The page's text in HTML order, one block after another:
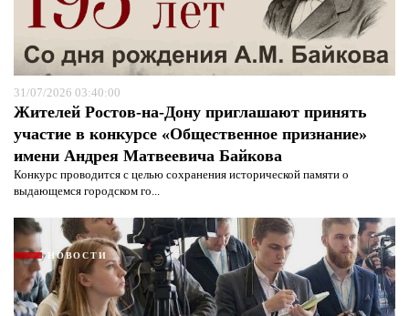
31/07/2026 03:40:00
Жителей Ростов-на-Дону приглашают принять
участие в конкурсе «Общественное признание»
имени Андрея Матвеевича Байкова
Конкурс проводится с целью сохранения исторической памяти о
выдающемся городском го...
НОВОСТИ
Я согласен сполитикой конфиденциальности и
защиты информации*
Я согласен сполитикой конфиденциальности и
защиты информации*